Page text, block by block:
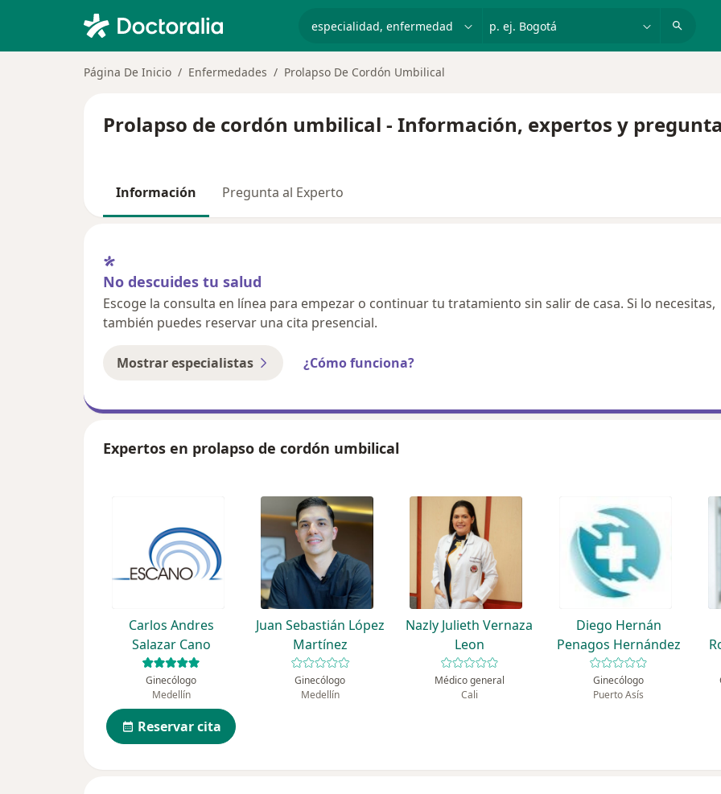
p. ej. Bogotá
Página De Inicio Enfermedades Prolapso De Cordón Umbilical
Prolapso de cordón umbilical - Información, expertos y
Información Pregunta al Experto
No descuides tu salud
Escoge la consulta en línea para empezar o continuar tu tratamiento sin salir de casa. Si lo necesitas,
también puedes reservar una cita presencial.
Mostrar especialistas ¿Cómo funciona?
Expertos en prolapso de cordón umbilical
Carlos Andres
Salazar Cano
Ginecólogo
Medellín
Reservar cita
Juan Sebastián López
Martínez
Ginecólogo
Medellín
Nazly Julieth Vernaza
Leon
Médico general
Cali
Diego Hernán
Penagos Hernández
Ginecólogo
Puerto Asís